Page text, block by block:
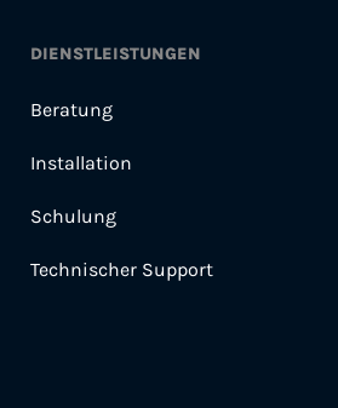
DIENSTLEISTUNGEN
Beratung
Installation
Schulung
Technischer Support